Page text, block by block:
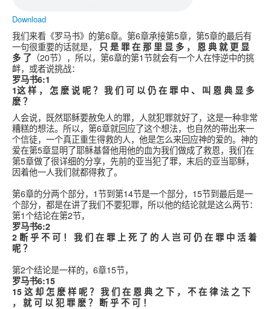
Download
我们来看《罗马书》的第6章。第6章承接第5章，第5章的最后有
一句很重要的话就是， 只 是 罪 在 那 里 显 多 ， 恩 典 就 更 显
多 了 （20节），所以，第6章的第1节就会有一个人在悖逆中的挑
衅，或者说挑战：
罗马书6:1
1这 样 ， 怎 麽 说 呢 ？ 我 们 可 以 仍 在 罪 中 、 叫 恩 典 显 多
麽 ？
人会说，既然耶稣要赦免人的罪，人就犯罪就好了，这是一种非常
糟糕的想法。所以，第6章就回应了这个想法，也自然的带出来一
个信徒，一个真正重生得救的人，他是怎么来回应神的爱的。神的
爱在第5章显明了耶稣基督他用他的血为我们做成了救恩，我们在
第5章做了很详细的分享，先前的亚当犯了罪，末后的亚当耶稣，
因着他一人我们就都得救了。
第6章的分两个部分，1节到第14节是一个部分，15节到最后是一
个部分，都是在讲了我们不要犯罪，所以他的结论就是这么两节：
第1个结论在第2节，
罗马书6:2
2 断 乎 不 可 ！ 我 们 在 罪 上 死 了 的 人 岂 可 仍 在 罪 中 活 着
呢 ？
第2个结论是一样的，6章15节，
罗马书6:15
15 这 却 怎 麽 样 呢 ？ 我 们 在 恩 典 之 下 ， 不 在 律 法 之 下
， 就 可 以 犯 罪 麽 ？ 断 乎 不 可 ！